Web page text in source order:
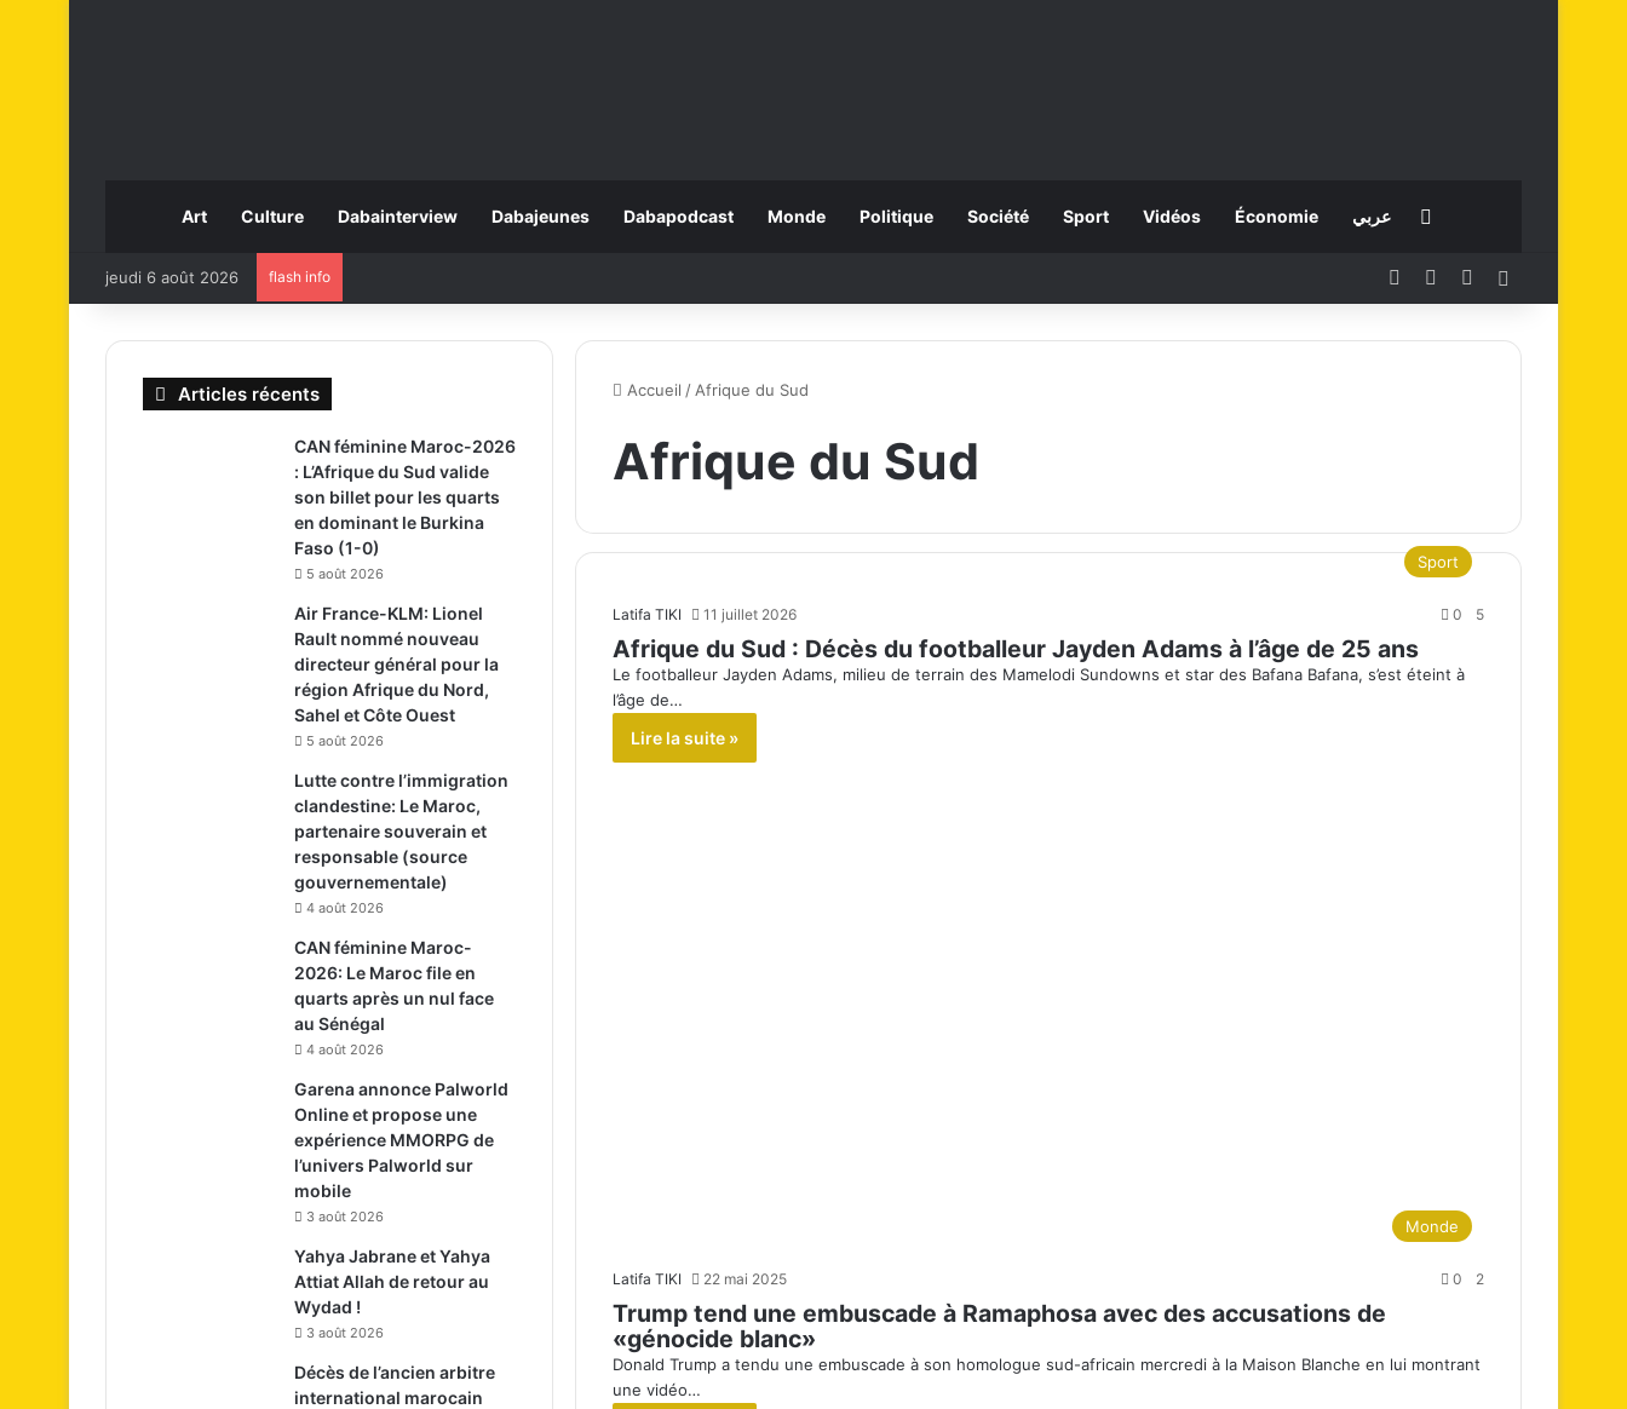
Art Culture Dabainterview Dabajeunes Dabapodcast Monde Politique Société Sport Vidéos Économie عربي
jeudi 6 août 2026 flash info Facebook Instagram
Accueil / Afrique du Sud
Afrique du Sud
Sport
Latifa TIKI 11 juillet 2026 0 5
Afrique du Sud : Décès du footballeur Jayden Adams à l’âge de 25 ans
Le footballeur Jayden Adams, milieu de terrain des Mamelodi Sundowns et star des Bafana Bafana, s’est éteint à
l’âge de…
Lire la suite »
Monde
Latifa TIKI 22 mai 2025 0 2
Trump tend une embuscade à Ramaphosa avec des accusations de
«génocide blanc»
Donald Trump a tendu une embuscade à son homologue sud-africain mercredi à la Maison Blanche en lui montrant
une vidéo…
Articles récents
CAN féminine Maroc-2026
: L’Afrique du Sud valide
son billet pour les quarts
en dominant le Burkina
Faso (1-0)
5 août 2026
Air France-KLM: Lionel
Rault nommé nouveau
directeur général pour la
région Afrique du Nord,
Sahel et Côte Ouest
5 août 2026
Lutte contre l’immigration
clandestine: Le Maroc,
partenaire souverain et
responsable (source
gouvernementale)
4 août 2026
CAN féminine Maroc-
2026: Le Maroc file en
quarts après un nul face
au Sénégal
4 août 2026
Garena annonce Palworld
Online et propose une
expérience MMORPG de
l’univers Palworld sur
mobile
3 août 2026
Yahya Jabrane et Yahya
Attiat Allah de retour au
Wydad !
3 août 2026
Décès de l’ancien arbitre
international marocain